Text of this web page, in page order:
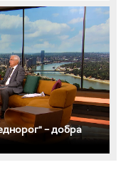
– добра